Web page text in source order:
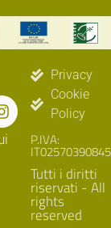
Privacy
Cookie
Policy
P.IVA:
IT02570390845
Tutti i diritti
riservati - All
rights
reserved